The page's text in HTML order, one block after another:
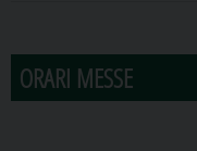
ORARI MESSE